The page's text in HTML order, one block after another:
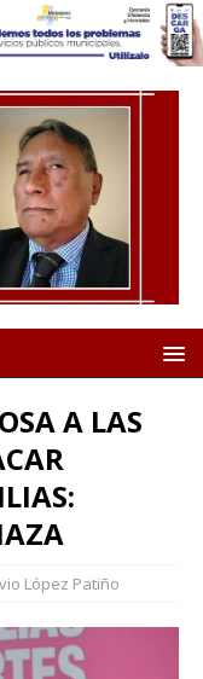
A LAS
López Patiño